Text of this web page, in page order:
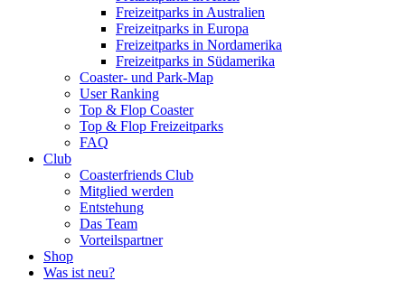
Freizeitparks in Australien
Freizeitparks in Europa
Freizeitparks in Nordamerika
Freizeitparks in Südamerika
Coaster- und Park-Map
User Ranking
Top & Flop Coaster
Top & Flop Freizeitparks
FAQ
Club
Coasterfriends Club
Mitglied werden
Entstehung
Das Team
Vorteilspartner
Shop
Was ist neu?